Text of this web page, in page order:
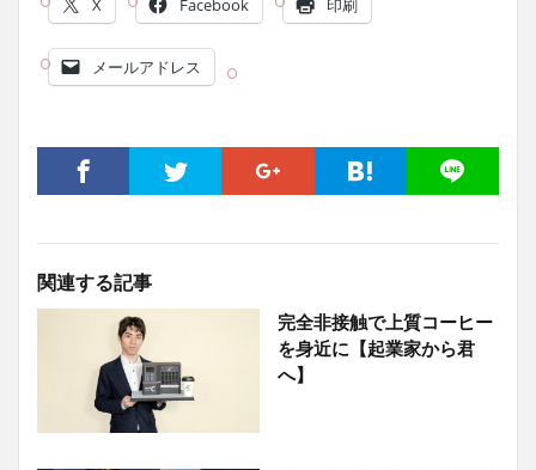
X Facebook 印刷
メールアドレス
関連する記事
完全非接触で上質コーヒー
を身近に【起業家から君
へ】